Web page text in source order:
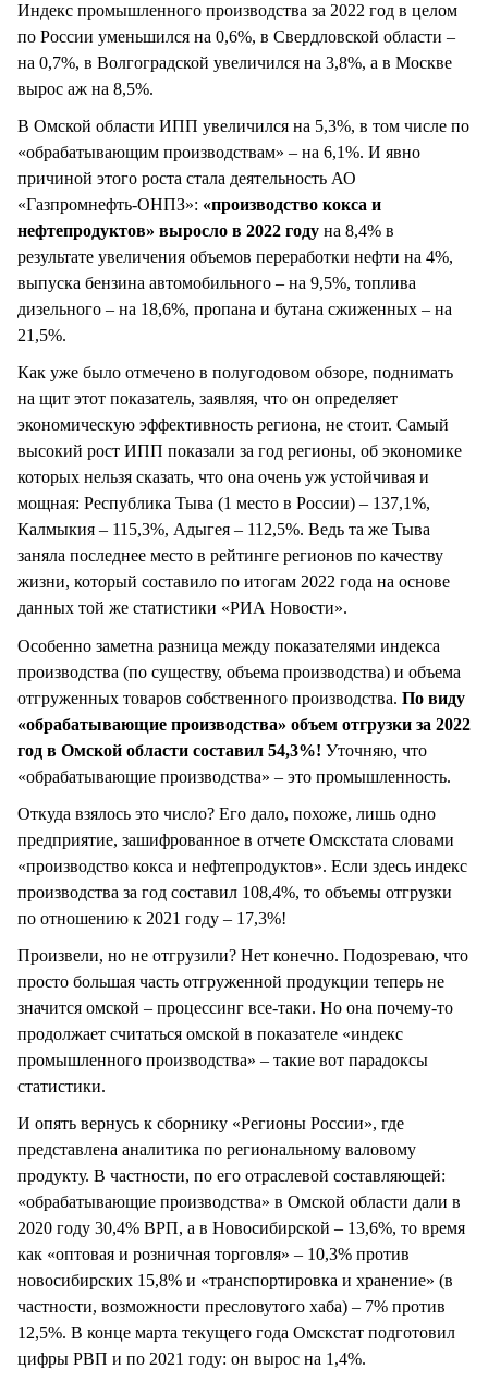
Индекс промышленного производства за 2022 год в целом
по России уменьшился на 0,6%, в Свердловской области –
на 0,7%, в Волгоградской увеличился на 3,8%, а в Москве
вырос аж на 8,5%.
В Омской области ИПП увеличился на 5,3%, в том числе по
«обрабатывающим производствам» – на 6,1%. И явно
причиной этого роста стала деятельность АО
«Газпромнефть-ОНПЗ»: «производство кокса и
нефтепродуктов» выросло в 2022 году на 8,4% в
результате увеличения объемов переработки нефти на 4%,
выпуска бензина автомобильного – на 9,5%, топлива
дизельного – на 18,6%, пропана и бутана сжиженных – на
21,5%.
Как уже было отмечено в полугодовом обзоре, поднимать
на щит этот показатель, заявляя, что он определяет
экономическую эффективность региона, не стоит. Самый
высокий рост ИПП показали за год регионы, об экономике
которых нельзя сказать, что она очень уж устойчивая и
мощная: Республика Тыва (1 место в России) – 137,1%,
Калмыкия – 115,3%, Адыгея – 112,5%. Ведь та же Тыва
заняла последнее место в рейтинге регионов по качеству
жизни, который составило по итогам 2022 года на основе
данных той же статистики «РИА Новости».
Особенно заметна разница между показателями индекса
производства (по существу, объема производства) и объема
отгруженных товаров собственного производства. По виду
«обрабатывающие производства» объем отгрузки за 2022
год в Омской области составил 54,3%! Уточняю, что
«обрабатывающие производства» – это промышленность.
Откуда взялось это число? Его дало, похоже, лишь одно
предприятие, зашифрованное в отчете Омскстата словами
«производство кокса и нефтепродуктов». Если здесь индекс
производства за год составил 108,4%, то объемы отгрузки
по отношению к 2021 году – 17,3%!
Произвели, но не отгрузили? Нет конечно. Подозреваю, что
просто большая часть отгруженной продукции теперь не
значится омской – процессинг все-таки. Но она почему-то
продолжает считаться омской в показателе «индекс
промышленного производства» – такие вот парадоксы
статистики.
И опять вернусь к сборнику «Регионы России», где
представлена аналитика по региональному валовому
продукту. В частности, по его отраслевой составляющей:
«обрабатывающие производства» в Омской области дали в
2020 году 30,4% ВРП, а в Новосибирской – 13,6%, то время
как «оптовая и розничная торговля» – 10,3% против
новосибирских 15,8% и «транспортировка и хранение» (в
частности, возможности пресловутого хаба) – 7% против
12,5%. В конце марта текущего года Омскстат подготовил
цифры РВП и по 2021 году: он вырос на 1,4%.